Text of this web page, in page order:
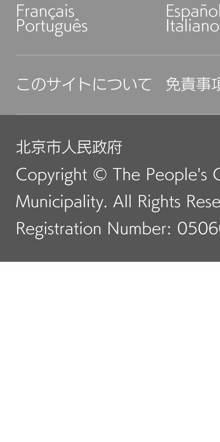
Français
Português Italiano
このサイトについて 免責事
北京市人民政府
Copyright © The People's
Municipality. All Rights
Registration Number: